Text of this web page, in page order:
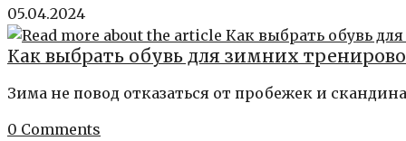
05.04.2024
Как выбрать обувь для зимних
Зима не повод отказаться от пробежек и
0 Comments